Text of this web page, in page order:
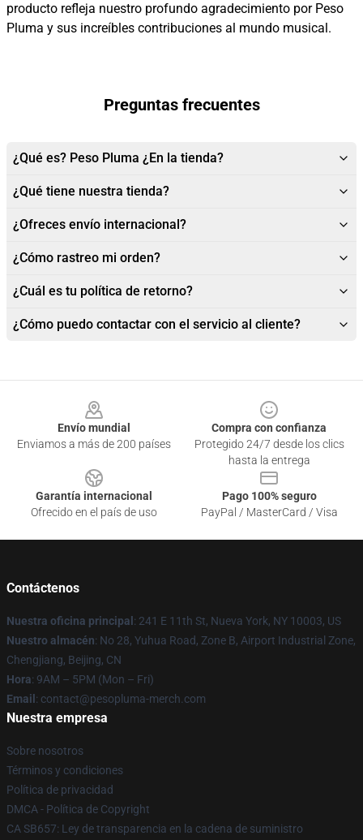
producto refleja nuestro profundo agradecimiento por Peso
Pluma y sus increíbles contribuciones al mundo musical.
Preguntas frecuentes
¿Qué es? Peso Pluma ¿En la tienda?
¿Qué tiene nuestra tienda?
¿Ofreces envío internacional?
¿Cómo rastreo mi orden?
¿Cuál es tu política de retorno?
¿Cómo puedo contactar con el servicio al cliente?
Envío mundial
Enviamos a más de 200 países
Compra con confianza
Protegido 24/7 desde los clics
hasta la entrega
Garantía internacional
Ofrecido en el país de uso
Pago 100% seguro
PayPal / MasterCard / Visa
Contáctenos
Nuestra oficina principal : 241 E 11th St, Nueva York, NY 10003, US
Nuestro almacén: No 28, Yuhua Road, Zone B, Airport Industrial Zone,
Chengjiang, Beijing, CN
Hora: 9AM – 5PM (Mon – Fri)
Email : contact@pesopluma-merch.com
Nuestra empresa
Sobre nosotros
Términos y condiciones
Política de privacidad
DMCA - Política de Copyright
CA SB657: Ley de transparencia en la cadena de suministro